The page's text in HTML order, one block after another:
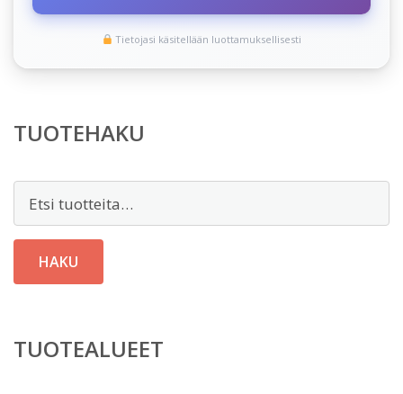
Tietojasi käsitellään luottamuksellisesti
TUOTEHAKU
HAKU
TUOTEALUEET